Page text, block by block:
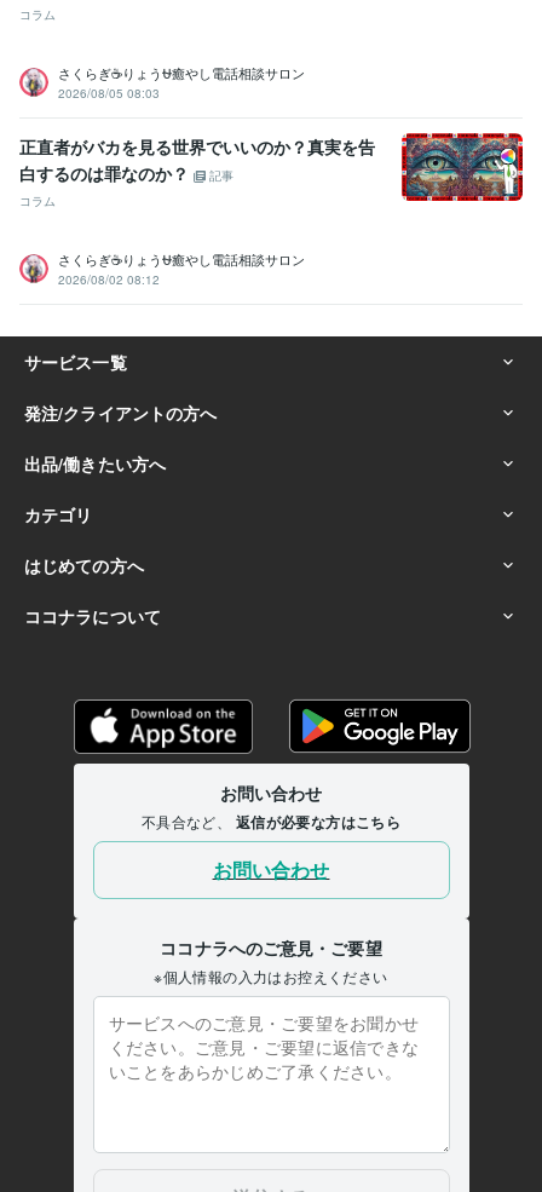
ヘアーアップ施術:10年
悩み相談・カウンセリング
悩み、恋愛、話し、愚痴、何でもどうぞ
話し相手、愚痴聞き
話し相手、愚痴聞き 対人関係
の悩み相談 対人関係の悩み相談 対人関係の悩み相談
悩み相談・カウンセリング 恋愛相談・アドバイス
恋愛相談・アドバ
イス
仕事・職場・キ
ャリアの悩み相談
心の悩み 心の悩み
ココナラフリーランス研究高校 2024年3月 ~ 現在
ココナラフリーランス研究専門学校
ココナラフリーランス研究大学
ココナラフリーランス研究大学
ココナラフリーランス研究大学
コラム
さくらぎ☕りょう⛎癒やし電話相談サロン
2026/08/05 08:03
正直者がバカを見る世界でいいのか？真実を告
白するのは罪なのか？
記事
コラム
さくらぎ☕りょう⛎癒やし電話相談サロン
2026/08/02 08:12